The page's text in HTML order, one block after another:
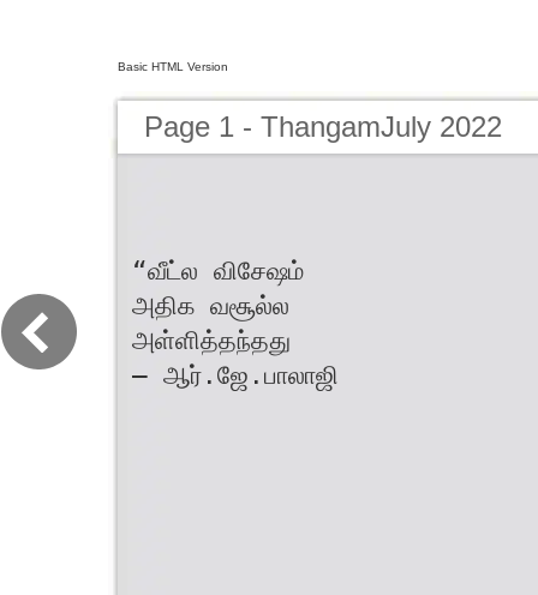
Basic HTML Version
Page 1 - ThangamJuly 2022
“வீட்ல விசேஷம்
அதிக வசூல்ல
அள்ளித்தந்தது
– ஆர்.ஜே.பாலாஜி